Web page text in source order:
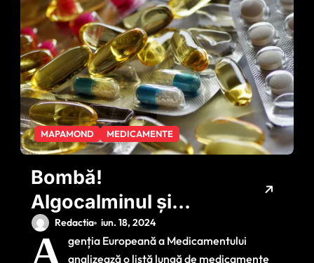
MAPAMOND MEDICAMENTE
Bombă!
Algocalminul și
Piafenul ar putea fi
scoase de pe piață –
Redactia iun. 18, 2024
A genția Europeană a Medicamentului
analizează o listă lungă de medicamente